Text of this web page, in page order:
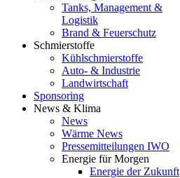
Tanks, Management &
Logistik
Brand & Feuerschutz
Schmierstoffe
Kühlschmierstoffe
Auto- & Industrie
Landwirtschaft
Sponsoring
News & Klima
News
Wärme News
Pressemitteilungen IWO
Energie für Morgen
Energie der Zukunft